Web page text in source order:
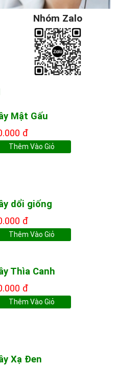
Nhóm Zalo
Mật Gấu
đ
Thêm Vào Giỏ
dổi giống
đ
Thêm Vào Giỏ
Thìa Canh
đ
Thêm Vào Giỏ
Xạ Đen